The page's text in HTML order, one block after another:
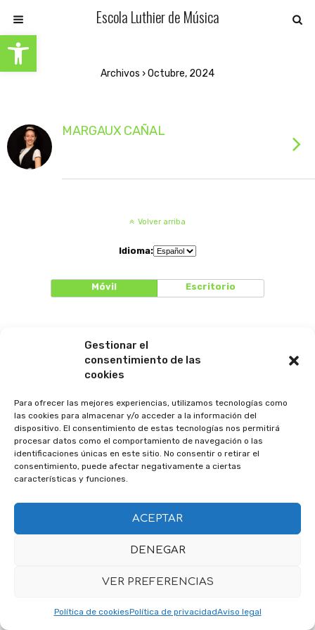
Abrir barra de herramientas
Gestionar el
consentimiento de las
cookies
Para ofrecer las mejores experiencias, utilizamos tecnologías como
las cookies para almacenar y/o acceder a la información del
dispositivo. El consentimiento de estas tecnologías nos permitirá
procesar datos como el comportamiento de navegación o las
identificaciones únicas en este sitio. No consentir o retirar el
consentimiento, puede afectar negativamente a ciertas
características y funciones.
ACEPTAR
DENEGAR
VER PREFERENCIAS
Política de cookiesPolítica de privacidadAviso legal
Escola Luthier de Música
Archivos › Octubre, 2024
MARGAUX CAÑAL
Volver arriba
Idioma:
Móvil Escritorio